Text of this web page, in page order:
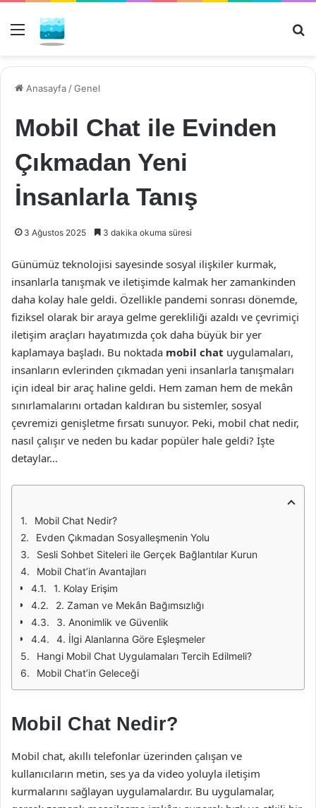
Menü
Anasayfa /Genel
Mobil Chat ile Evinden
Çıkmadan Yeni
İnsanlarla Tanış
3 Ağustos 2025 3 dakika okuma süresi
Günümüz teknolojisi sayesinde sosyal ilişkiler kurmak,
insanlarla tanışmak ve iletişimde kalmak her zamankinden
daha kolay hale geldi. Özellikle pandemi sonrası dönemde,
fiziksel olarak bir araya gelme gerekliliği azaldı ve çevrimiçi
iletişim araçları hayatımızda çok daha büyük bir yer
kaplamaya başladı. Bu noktada mobil chat uygulamaları,
insanların evlerinden çıkmadan yeni insanlarla tanışmaları
için ideal bir araç haline geldi. Hem zaman hem de mekân
sınırlamalarını ortadan kaldıran bu sistemler, sosyal
çevremizi genişletme fırsatı sunuyor. Peki, mobil chat nedir,
nasıl çalışır ve neden bu kadar popüler hale geldi? İşte
detaylar…
Mobil Chat Nedir?
Evden Çıkmadan Sosyalleşmenin Yolu
Sesli Sohbet Siteleri ile Gerçek Bağlantılar Kurun
Mobil Chat’in Avantajları
1. Kolay Erişim
2. Zaman ve Mekân Bağımsızlığı
3. Anonimlik ve Güvenlik
4. İlgi Alanlarına Göre Eşleşmeler
Hangi Mobil Chat Uygulamaları Tercih Edilmeli?
Mobil Chat’in Geleceği
Mobil Chat Nedir?
Mobil chat, akıllı telefonlar üzerinden çalışan ve
kullanıcıların metin, ses ya da video yoluyla iletişim
kurmalarını sağlayan uygulamalardır. Bu uygulamalar,